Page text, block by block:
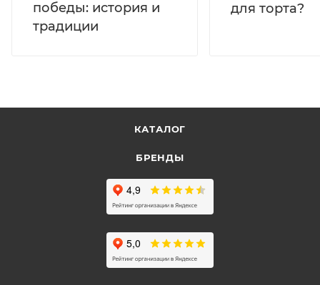
победы: история и
традиции
для торта?
КАТАЛОГ
БРЕНДЫ